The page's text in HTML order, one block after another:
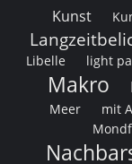
Kunst
Libelle light
Makro
Meer mit